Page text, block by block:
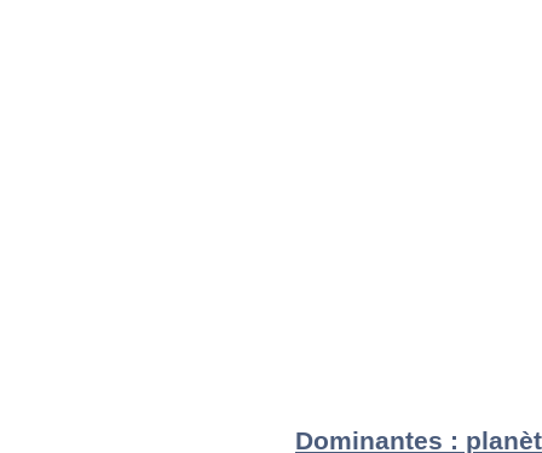
Dominantes :